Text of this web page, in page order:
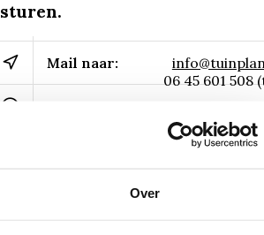
Over
sturen.
Mail naar:
06 45 601 508
bereikbaar)